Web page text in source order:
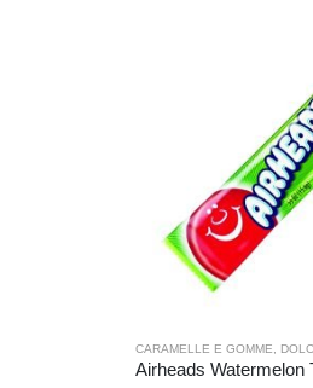
CARAMELLE E GOMME,